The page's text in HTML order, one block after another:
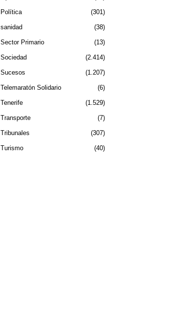
Política 301
sanidad 38
Sector Primario 13
Sociedad 2.414
Sucesos 1.207
Telemaratón Solidario 6
Tenerife 1.529
Transporte 7
Tribunales 307
Turismo 40